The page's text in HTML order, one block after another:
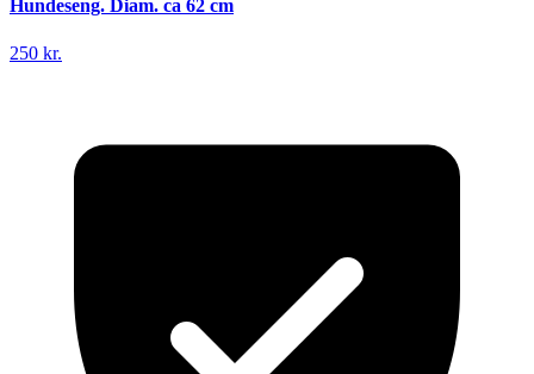
Hundeseng. Diam. ca 62 cm
250 kr.